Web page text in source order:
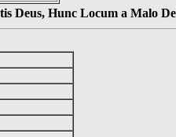
Deus, Hunc Locum a Malo